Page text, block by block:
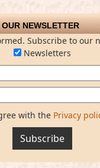
OUR NEWSLETTER
Subscribe to our
Newsletters
with the Privacy
Subscribe